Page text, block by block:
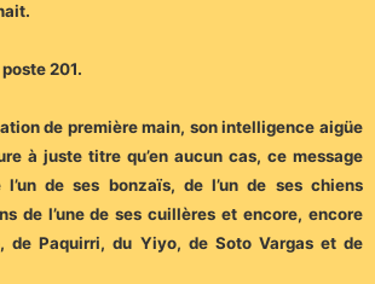
201.
de première main, son intelligence aigüe
à juste titre qu’en aucun cas, ce message
de ses bonzaïs, de l’un de ses chiens
de l’une de ses cuillères et encore, encore
de Paquirri, du Yiyo, de Soto Vargas et de